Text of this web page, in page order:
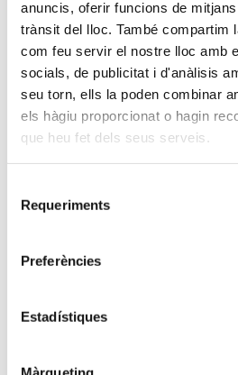
anuncis, oferir funcions de
trànsit del lloc. També compartim
com feu servir el nostre lloc amb
socials, de publicitat i d'anàlisis
seu torn, ells la poden combinar
els hàgiu proporcionat o hagin
que heu fet dels seus serveis.
Requeriments
Preferències
Estadístiques
Inscripción
Inscripción
amb en Jesús Rodríguez
En esta jornada se analizará,
determinación del